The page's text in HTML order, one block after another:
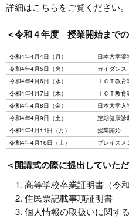
詳細はこちらをご覧ください。
＜令和４年度 授業開始まで
令和4年4月4日（月）
日本大学薬
令和4年4月5日（火）
ガイダンス
令和4年4月6日（水）
ＩＣＴ教
令和4年4月7日（木）
ＩＣＴ教
令和4年4月8日（金）
日本大学入
令和4年4月9日（土）
定期健康診
令和4年4月11日（月）
授業開始
令和4年4月16日（土）
プレイスメ
＜開講式の際に提出していた
高等学校卒業証明書（令
住民票記載事項証明書
個人情報の取扱いに関す